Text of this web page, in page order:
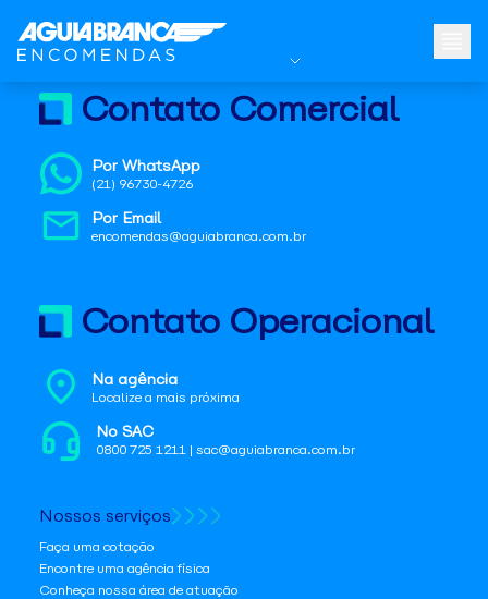
Contato Comercial
Por WhatsApp
(21) 96730-4726
Por Email
encomendas@aguiabranca.com.br
Contato Operacional
Na agência
Localize a mais próxima
No SAC
0800 725 1211 | sac@aguiabranca.com.br
Nossos serviços
Faça uma cotação
Encontre uma agência física
Conheça nossa área de atuação